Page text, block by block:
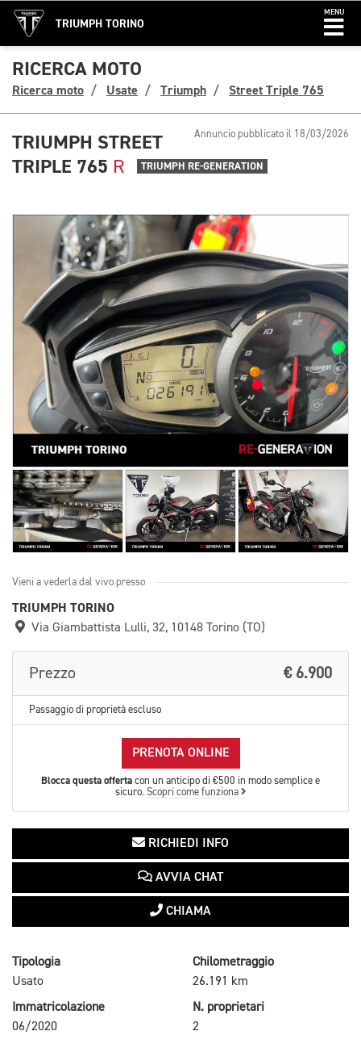
TRIUMPH TORINO
MENU
RICERCA MOTO
Ricerca moto Usate Triumph Street Triple 765
Annuncio pubblicato il 18/03/2026
TRIUMPH STREET
TRIPLE 765 R TRIUMPH RE-GENERATION
Vieni a vederla dal vivo presso
TRIUMPH TORINO
Via Giambattista Lulli, 32, 10148 Torino (TO)
Prezzo € 6.900
Passaggio di proprietà escluso
PRENOTA ONLINE
Blocca questa offerta con un anticipo di €500 in modo semplice e
sicuro. Scopri come funziona
RICHIEDI INFO
AVVIA CHAT
CHIAMA
Tipologia
Usato
Chilometraggio
26.191 km
Immatricolazione
06/2020
N. proprietari
2